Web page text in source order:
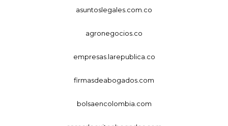
asuntoslegales.com.co
agronegocios.co
empresas.larepublica.co
firmasdeabogados.com
bolsaencolombia.com